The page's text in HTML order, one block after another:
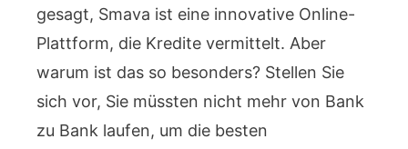
gesagt, Smava ist eine innovative Online-
Plattform, die Kredite vermittelt. Aber
warum ist das so besonders? Stellen Sie
sich vor, Sie müssten nicht mehr von Bank
zu Bank laufen, um die besten